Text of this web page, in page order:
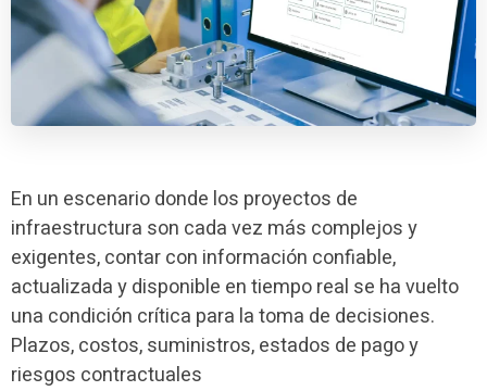
En un escenario donde los proyectos de
infraestructura son cada vez más complejos y
exigentes, contar con información confiable,
actualizada y disponible en tiempo real se ha vuelto
una condición crítica para la toma de decisiones.
Plazos, costos, suministros, estados de pago y
riesgos contractuales